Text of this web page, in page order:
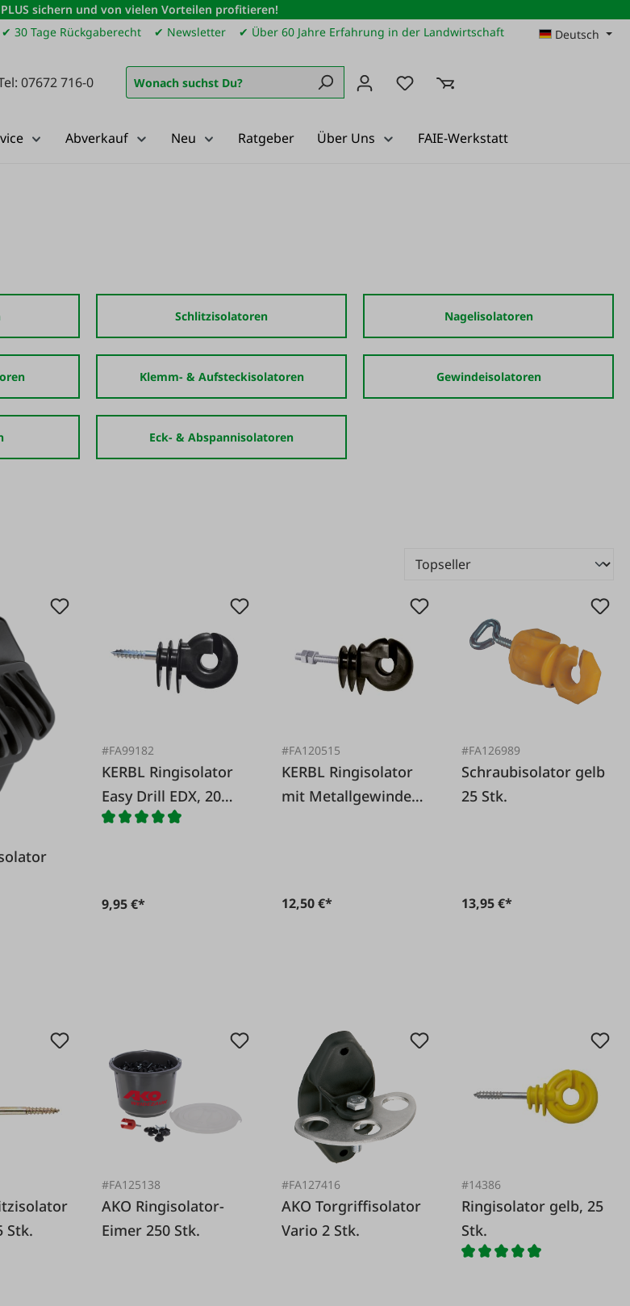
sichern und von vielen Vorteilen profitieren!
✔ 30 Tage Rückgaberecht ✔ Newsletter ✔ Über 60 Jahre Erfahrung in der Landwirtschaft Deutsch
07672 716-0 Du hast 0 Produkte auf dem
Abverkauf Neu Ratgeber Über Uns FAIE-Werkstatt
Schlitzisolatoren Nagelisolatoren
Klemm- & Aufsteckisolatoren Gewindeisolatoren
Eck- & Abspannisolatoren
#FA99182
KERBL Ringisolator
Easy Drill EDX, 20
Stk.
9,95 €*
#FA120515
KERBL Ringisolator
mit Metallgewinde
12,50 €*
#FA126989
Schraubisolator gelb
25 Stk.
13,95 €*
Stk.
#FA125138
AKO Ringisolator-
Eimer 250 Stk.
#FA127416
AKO Torgriffisolator
Vario 2 Stk.
#14386
Ringisolator gelb, 25
Stk.